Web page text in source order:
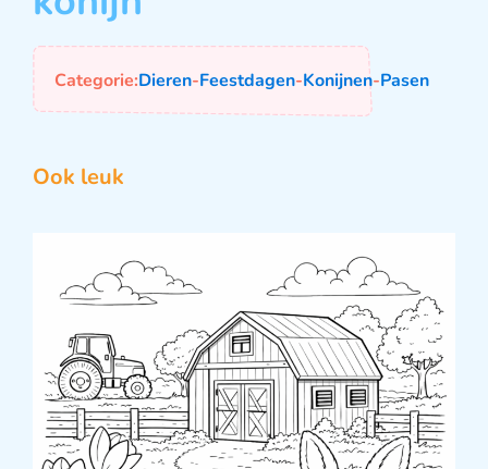
Categorie:Dieren-Feestdagen-Konijnen-Pasen
Ook leuk